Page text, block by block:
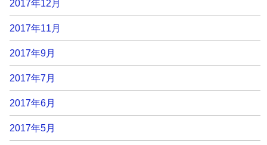
2017年12月
2017年11月
2017年9月
2017年7月
2017年6月
2017年5月